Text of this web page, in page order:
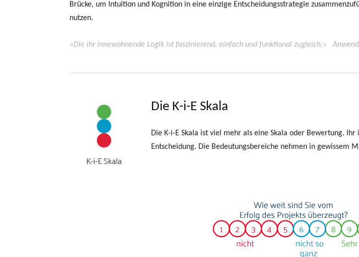
Brücke, um Intuition und Kognition in eine einzige Entscheidungsstrategie
nutzen.
»Die ihr innewohnende Logik ist faszinierend, einfach und funktional zugleich.«
Die K-i-E Skala
Die K-i-E Skala ist viel mehr als eine Skala oder Bewertung.
Entscheidung. Die Bedeutungsbereiche nehmen in gewissem